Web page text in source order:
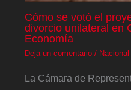
Cómo se votó el
divorcio unilateral en
Economía
Deja un comentario / Nacional
La Cámara de